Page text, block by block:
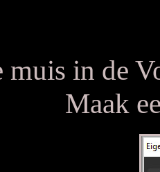
in de
Maak